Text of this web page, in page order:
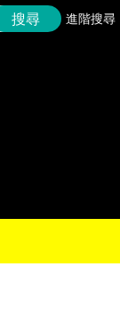
搜尋 進階搜尋